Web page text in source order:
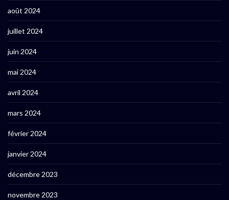
août 2024
juillet 2024
juin 2024
mai 2024
avril 2024
mars 2024
février 2024
janvier 2024
décembre 2023
novembre 2023